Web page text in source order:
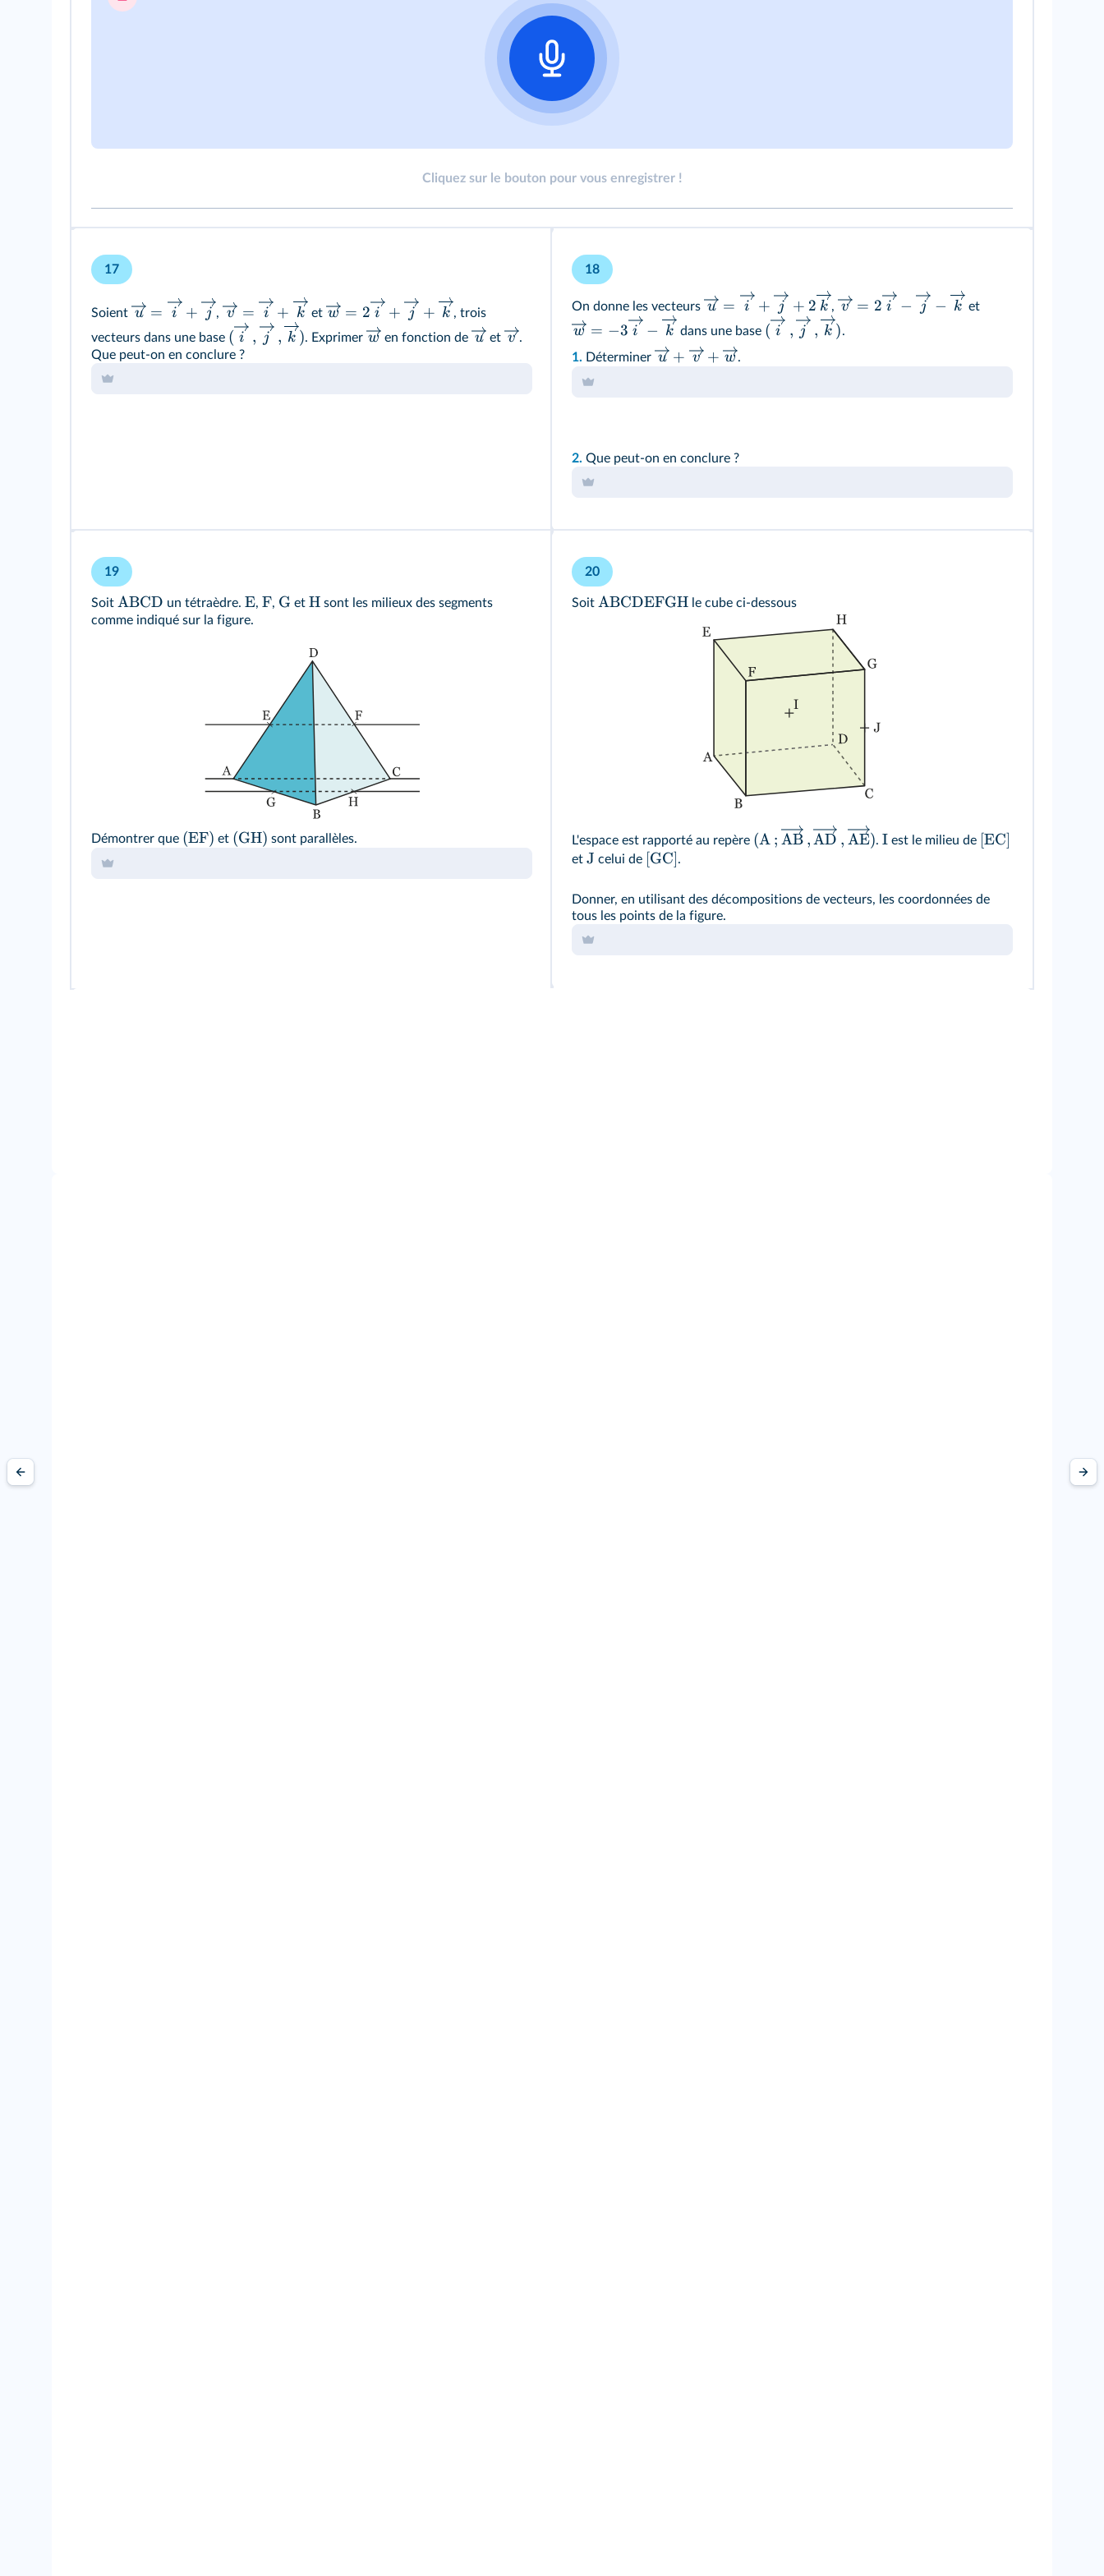
Cliquez sur le bouton pour vous enregistrer !
17
Soient u = i + j , v = i + k et w = 2 i + j + k , trois
vecteurs dans une base ( i , j , k ). Exprimer w en fonction de u et v .
Que peut-on en conclure ?
18
On donne les vecteurs u = i + j + 2 k , v = 2 i − j − k et
w = −3 i − k dans une base ( i , j , k ).
1. Déterminer u + v + w .
2. Que peut-on en conclure ?
19
Soit ABCD un tétraèdre. E, F, G et H sont les milieux des segments
comme indiqué sur la figure.
Démontrer que (EF) et (GH) sont parallèles.
20
Soit ABCDEFGH le cube ci-dessous
L'espace est rapporté au repère (A ; AB ,AD , AE). Iest le milieu de [EC]
et J celui de [GC].
Donner, en utilisant des décompositions de vecteurs, les coordonnées de
tous les points de la figure.